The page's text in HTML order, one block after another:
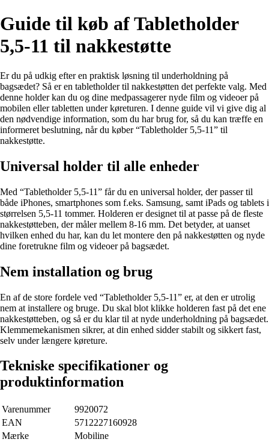
Guide til køb af Tabletholder
5,5-11 til nakkestøtte
Er du på udkig efter en praktisk løsning til underholdning på
bagsædet? Så er en tabletholder til nakkestøtten det perfekte valg. Med
denne holder kan du og dine medpassagerer nyde film og videoer på
mobilen eller tabletten under køreturen. I denne guide vil vi give dig al
den nødvendige information, som du har brug for, så du kan træffe en
informeret beslutning, når du køber “Tabletholder 5,5-11” til
nakkestøtte.
Universal holder til alle enheder
Med “Tabletholder 5,5-11” får du en universal holder, der passer til
både iPhones, smartphones som f.eks. Samsung, samt iPads og tablets i
størrelsen 5,5-11 tommer. Holderen er designet til at passe på de fleste
nakkestøtteben, der måler mellem 8-16 mm. Det betyder, at uanset
hvilken enhed du har, kan du let montere den på nakkestøtten og nyde
dine foretrukne film og videoer på bagsædet.
Nem installation og brug
En af de store fordele ved “Tabletholder 5,5-11” er, at den er utrolig
nem at installere og bruge. Du skal blot klikke holderen fast på det ene
nakkestøtteben, og så er du klar til at nyde underholdning på bagsædet.
Klemmemekanismen sikrer, at din enhed sidder stabilt og sikkert fast,
selv under længere køreture.
Tekniske specifikationer og
produktinformation
Varenummer
9920072
EAN
5712227160928
Mærke
Mobiline